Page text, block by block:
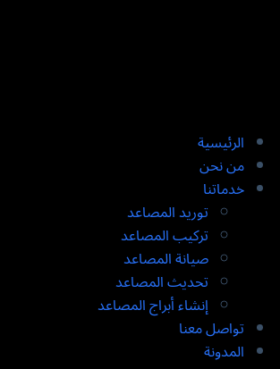
الرئيسية
من نحن
خدماتنا
توريد المصاعد​
تركيب المصاعد ​
صيانة المصاعد​
تحديث المصاعد​
إنشاء أبراج المصاعد​
تواصل معنا
المدونة